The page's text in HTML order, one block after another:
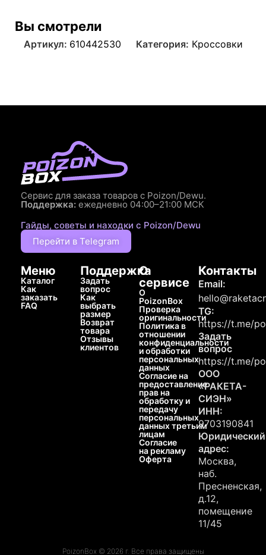
Вы смотрели
Артикул: 610442530 Категория: Кроссовки
Сервис для заказа товаров с Poizon/Dewu.
Поддержка: ежедневно 04:00–21:00 МСК
Гайды, советы и находки с Poizon/Dewu
Перейти в Telegram
Меню
Каталог
Как
заказать
FAQ
Поддержка
Задать
вопрос
Как
выбрать
размер
Возврат
товара
Отзывы
клиентов
О
сервисе
О
PoizonBox
Проверка
оригинальности
Политика в
отношении
конфиденциальности
и обработки
персональных
данных
Согласие на
предоставление
прав на
обработку и
передачу
персональных
данных третьим
лицам
Согласие
на рекламу
Оферта
Контакты
Email:
TG:
https://t.me/
Задать
вопрос
https://t.me/
ООО
«РАКЕТА-
СИЭН»
ИНН:
9703190841
Юридический
адрес:
Москва,
наб.
Пресненская,
д.12,
помещение
11/45
PoizonBox © 2026 г. Все права защищены